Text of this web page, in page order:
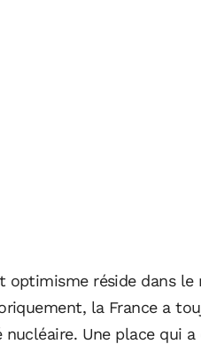
optimisme réside dans
la France a
Une place qui